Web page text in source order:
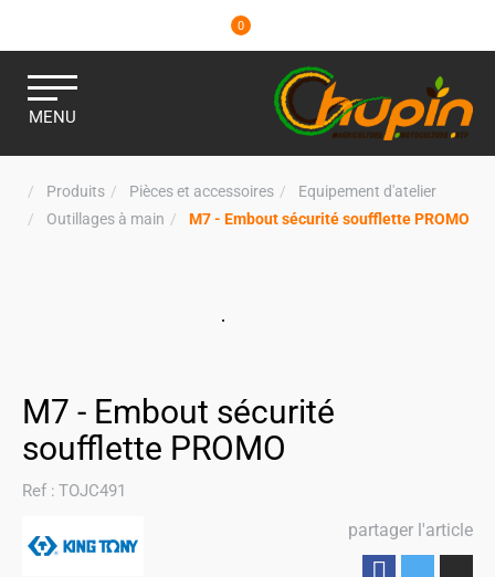
0
MENU
Produits Pièces et accessoires
Equipement d'atelier
Outillages à main
M7 - Embout sécurité soufflette PROMO
M7 - Embout sécurité
soufflette PROMO
Ref : TOJC491
partager l'article